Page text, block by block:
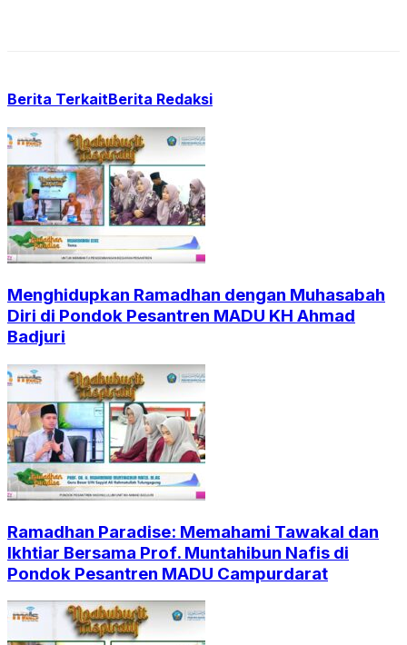
Berita TerkaitBerita Redaksi
Menghidupkan Ramadhan dengan Muhasabah
Diri di Pondok Pesantren MADU KH Ahmad
Badjuri
Ramadhan Paradise: Memahami Tawakal dan
Ikhtiar Bersama Prof. Muntahibun Nafis di
Pondok Pesantren MADU Campurdarat